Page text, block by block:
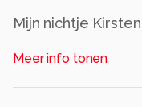
Mijn nichtje
Alle rechten voorbehouden
Meer info tonen